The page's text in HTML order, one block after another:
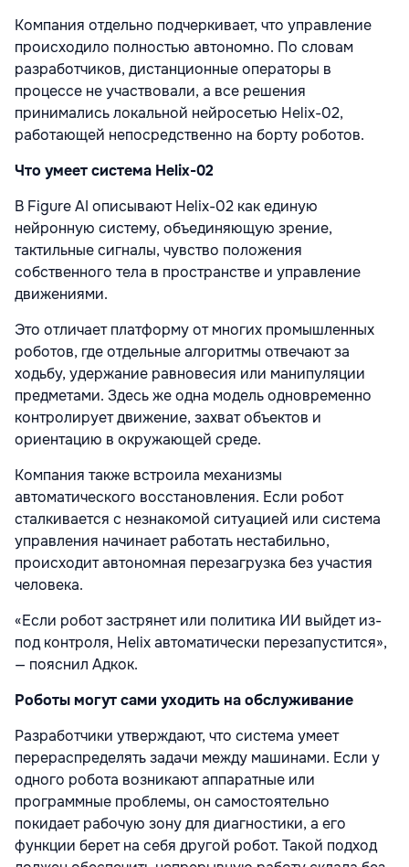
Компания отдельно подчеркивает, что управление
происходило полностью автономно. По словам
разработчиков, дистанционные операторы в
процессе не участвовали, а все решения
принимались локальной нейросетью Helix-02,
работающей непосредственно на борту роботов.
Что умеет система Helix-02
В Figure AI описывают Helix-02 как единую
нейронную систему, объединяющую зрение,
тактильные сигналы, чувство положения
собственного тела в пространстве и управление
движениями.
Это отличает платформу от многих промышленных
роботов, где отдельные алгоритмы отвечают за
ходьбу, удержание равновесия или манипуляции
предметами. Здесь же одна модель одновременно
контролирует движение, захват объектов и
ориентацию в окружающей среде.
Компания также встроила механизмы
автоматического восстановления. Если робот
сталкивается с незнакомой ситуацией или система
управления начинает работать нестабильно,
происходит автономная перезагрузка без участия
человека.
«Если робот застрянет или политика ИИ выйдет из-
под контроля, Helix автоматически перезапустится»,
— пояснил Адкок.
Роботы могут сами уходить на обслуживание
Разработчики утверждают, что система умеет
перераспределять задачи между машинами. Если у
одного робота возникают аппаратные или
программные проблемы, он самостоятельно
покидает рабочую зону для диагностики, а его
функции берет на себя другой робот. Такой подход